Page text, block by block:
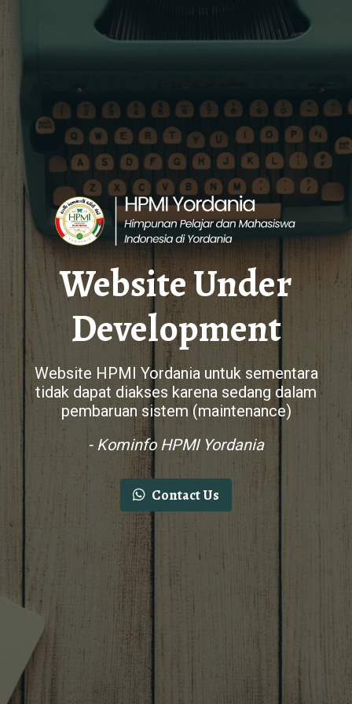
Website Under
Development
Website HPMI Yordania untuk sementara
tidak dapat diakses karena sedang dalam
pembaruan sistem (maintenance)
- Kominfo HPMI Yordania
Contact Us